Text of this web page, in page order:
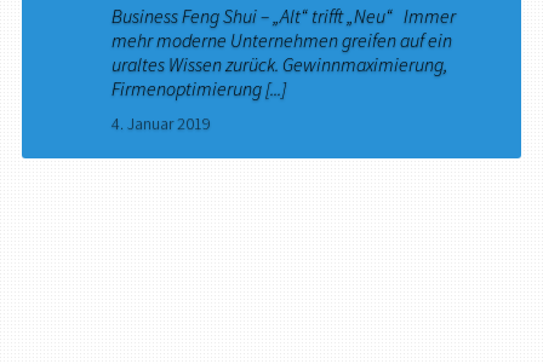
Business Feng Shui – „Alt“ trifft „Neu“ Immer
mehr moderne Unternehmen greifen auf ein
uraltes Wissen zurück. Gewinnmaximierung,
Firmenoptimierung [...]
4. Januar 2019